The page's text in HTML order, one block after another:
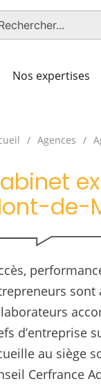
Nos expertises
Agences
de-
sont
d’entreprise
au siège
Cerfrance